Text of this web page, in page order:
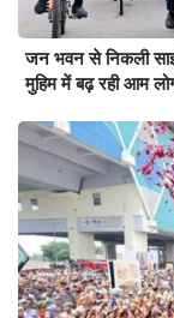
जन भवन से निकली
मुहिम में बढ़ रही आम